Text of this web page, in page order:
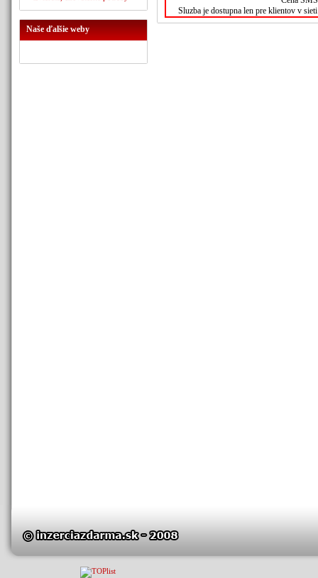
Naše ďalšie weby
Sluzba je dostupna len pre klientov v